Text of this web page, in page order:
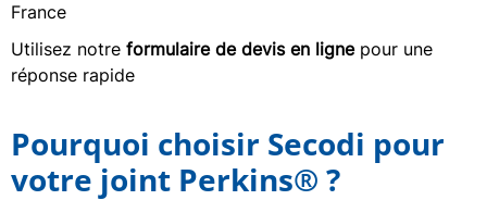
France
Utilisez notre formulaire de devis en lignepour une
réponse rapide
Pourquoi choisir Secodi pour
votre joint Perkins® ?